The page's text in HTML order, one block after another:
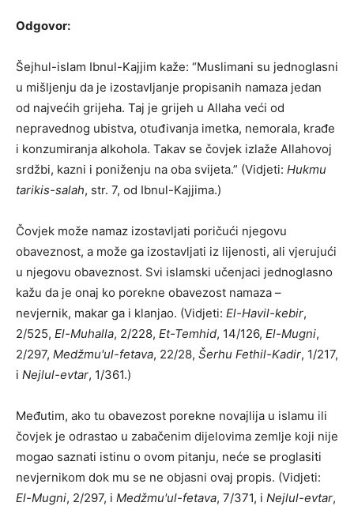
Odgovor:
Šejhul-islam Ibnul-Kajjim kaže: “Muslimani su jednoglasni
u mišljenju da je izostavljanje propisanih namaza jedan
od najvećih grijeha. Taj je grijeh u Allaha veći od
nepravednog ubistva, otuđivanja imetka, nemorala, krađe
i konzumiranja alkohola. Takav se čovjek izlaže Allahovoj
srdžbi, kazni i poniženju na oba svijeta.” (Vidjeti: Hukmu
tarikis-salah, str. 7, od Ibnul-Kajjima.)
Čovjek može namaz izostavljati poričući njegovu
obaveznost, a može ga izostavljati iz lijenosti, ali vjerujući
u njegovu obaveznost. Svi islamski učenjaci jednoglasno
kažu da je onaj ko porekne obavezost namaza –
nevjernik, makar ga i klanjao. (Vidjeti: El-Havil-kebir,
2/525, El-Muhalla, 2/228, Et-Temhid, 14/126, El-Mugni,
2/297, Medžmu'ul-fetava, 22/28, Šerhu Fethil-Kadir, 1/217,
i Nejlul-evtar, 1/361.)
Međutim, ako tu obavezost porekne novajlija u islamu ili
čovjek je odrastao u zabačenim dijelovima zemlje koji nije
mogao saznati istinu o ovom pitanju, neće se proglasiti
nevjernikom dok mu se ne objasni ovaj propis. (Vidjeti:
El-Mugni, 2/297, i Medžmu'ul-fetava, 7/371, i Nejlul-evtar,